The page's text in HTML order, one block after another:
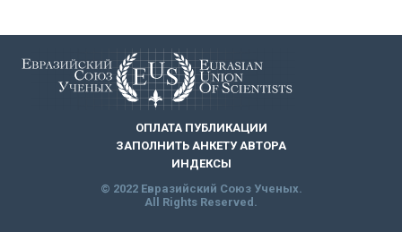
ОПЛАТА ПУБЛИКАЦИИ
ЗАПОЛНИТЬ АНКЕТУ АВТОРА
ИНДЕКСЫ
© 2022 Евразийский Союз Ученых.
All Rights Reserved.